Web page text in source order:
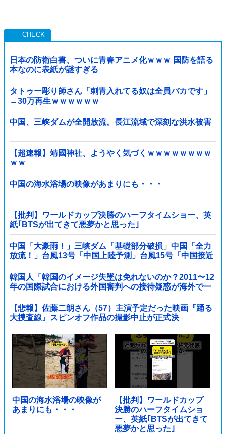
日本の防衛白書、ついに青春アニメ化ｗｗｗ 国防を語る
本なのに表紙が謎すぎる
タトゥー彫り師さん「刺青入れてる奴は全員バカです」
→30万再生ｗｗｗｗｗｗ
中国、三峡ダムが全開放流。長江流域で深刻な洪水被害
【超速報】靖國神社、ようやく気づくｗｗｗｗｗｗｗｗ
ｗｗ
中国の海水浴場の映像があまりにも・・・
【批判】ワールドカップ決勝のハーフタイムショー、英
紙｢BTSが出てきて悪夢かと思った｣
中国「大豪雨！」三峡ダム「基礎部分破損」中国「全力
放流！」台風13号「中国上陸予測」台風15号「中国接近
（画像」中国「台風同時上陸！（穀物生産が壊滅危機」
→
韓国人「韓国のイメージ失墜は免れないのか？2011〜12
年の国際試合における外国審判への接待疑惑が海外で一
斉に報じられる‥」
【悲報】佐藤二朗さん（57）主演予定だった映画『踊る
大捜査線』スピンオフ作品の撮影中止が正式決
定・・・・・・・・・他
中国の海水浴場の映像が
あまりにも・・・
【批判】ワールドカップ
決勝のハーフタイムショ
ー、英紙｢BTSが出てきて
悪夢かと思った｣